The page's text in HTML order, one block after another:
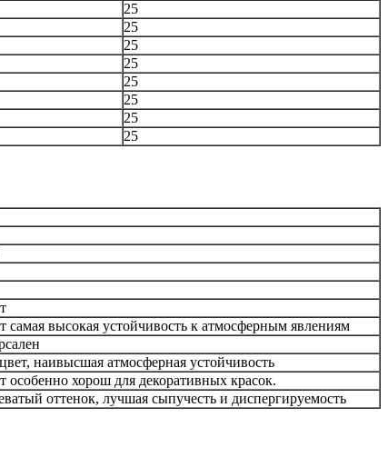
25
25
25
25
25
25
25
25
высокая устойчивость к атмосферным явлениям
наивысшая атмосферная устойчивость
хорош для декоративных красок.
оттенок, лучшая сыпучесть и диспергируемость